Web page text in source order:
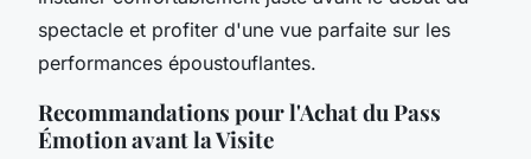
spectacle et profiter d'une vue parfaite sur les
performances époustouflantes.
Recommandations pour l'Achat du Pass
Émotion avant la Visite